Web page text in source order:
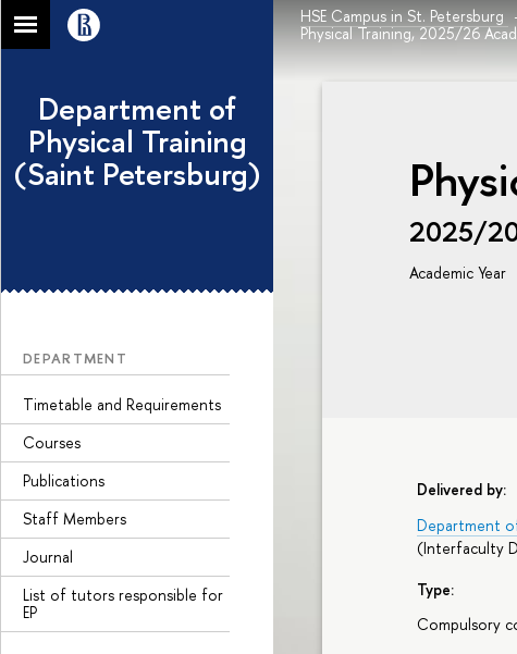
HSE Campus in St. Petersburg
Physical Training, 2025/26
Department of
Physical Training
(Saint Petersburg)
DEPARTMENT
Timetable and Requirements
Courses
Publications
Staff Members
Journal
List of tutors responsible for
EP
2025/
Academic Year
Delivered by:
Department
(Interfaculty
Type:
Compulsory